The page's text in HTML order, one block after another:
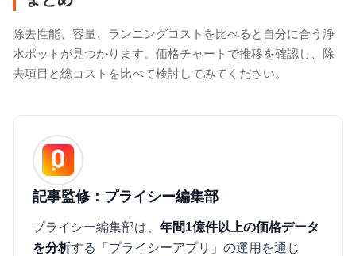
除去性能、容量、ランニングコストを比べると自分に合う浄
水ポットが見つかります。価格チャートで推移を確認し、除
去項目と総コストを比べて検討してみてください。
記事監修：プライシー編集部
プライシー編集部は、 年間1億件以上の価格データ
を分析する「プライシーアプリ」の運用を通じ